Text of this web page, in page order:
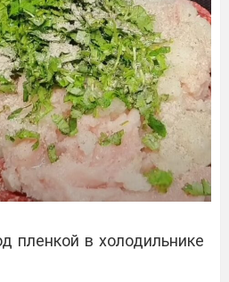
пленкой в холодильнике